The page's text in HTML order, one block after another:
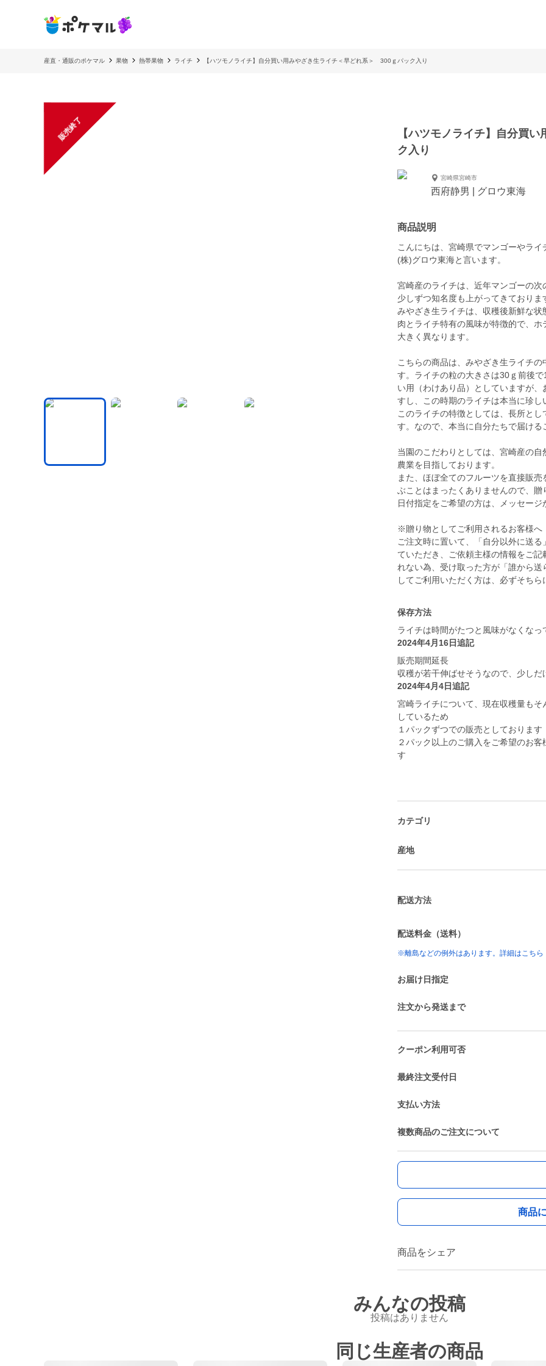
産直・通販のポケマル 果物 熱帯果物 ライチ 【ハツモノライチ】自分買い用みやざき生ライチ＜早どれ系＞ 300ｇパック入り
販売終了
【ハツモノライチ】自分買
ク入り
宮崎県宮崎市
西府静男 | グロウ東海
商品説明
こんにちは、宮崎県でマンゴーやラ
(株)グロウ東海と言います。
宮崎産のライチは、近年マンゴーの
少しずつ知名度も上がってきておりま
みやざき生ライチは、収穫後新鮮な
肉とライチ特有の風味が特徴的で、
大きく異なります。
こちらの商品は、みやざき生ライチ
す。ライチの粒の大きさは30ｇ前後
い用（わけあり品）としていますが
すし、この時期のライチは本当に珍し
このライチの特徴としては、長所と
す。なので、本当に自分たちで届け
当園のこだわりとしては、宮崎産の
農業を目指しております。
また、ほぼ全てのフルーツを直接販
ぶことはまったくありませんので、
日付指定をご希望の方は、メッセー
※贈り物としてご利用されるお客様へ
ご注文時に置いて、「自分以外に送
ていただき、ご依頼主様の情報をご
れない為、受け取った方が「誰から
してご利用いただく方は、必ずそち
保存方法
ライチは時間がたつと風味がなくな
2024年4月16日追記
販売期間延長
収穫が若干伸ばせそうなので、少し
2024年4月4日追記
宮崎ライチについて、現在収穫量も
しているため
１パックずつでの販売としております
２パック以上のご購入をご希望のお
す
カテゴリ
産地
配送方法
配送料金（送料）
※離島などの例外はあります。詳細はこちら
お届け日指定
注文から発送まで
クーポン利用可否
最終注文受付日
支払い方法
複数商品のご注文について
商品
商品をシェア
みんなの投稿
投稿はありません
同じ生産者の商品